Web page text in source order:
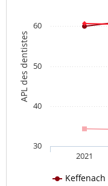
APL des dentistes
Keffenach
2021
30
40
50
60